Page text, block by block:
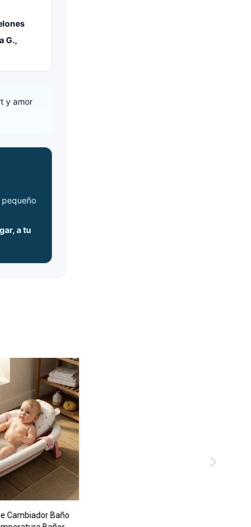
G.,
y amor
pequeño
a tu
Cambiador Baño